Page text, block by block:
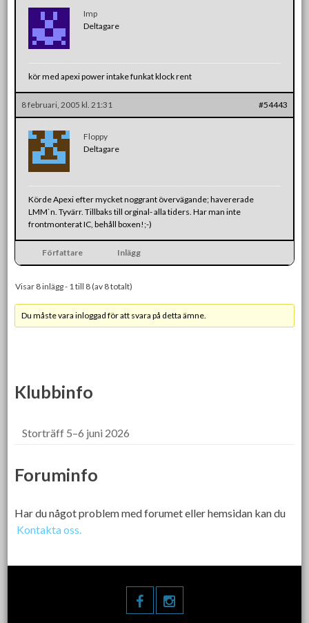
Imp
Deltagare
kör med apexi power intake funkat klock rent
8 februari, 2005 kl. 21:31 #54443
Floppy
Deltagare
Körde Apexi efter mycket noggrant övervägande; havererade
LMM`n. Tyvärr. Tillbaks till orginal- alla tiders. Har man inte
frontmonterat IC, behåll boxen!;-)
Författare Inlägg
Visar 8 inlägg - 1 till 8 (av 8 totalt)
Du måste vara inloggad för att svara på detta ämne.
Klubbinfo
Storträff 5–6 juni 2026
Foruminfo
Har du något problem med forumet eller hemsidan kan du
Kontakta oss.